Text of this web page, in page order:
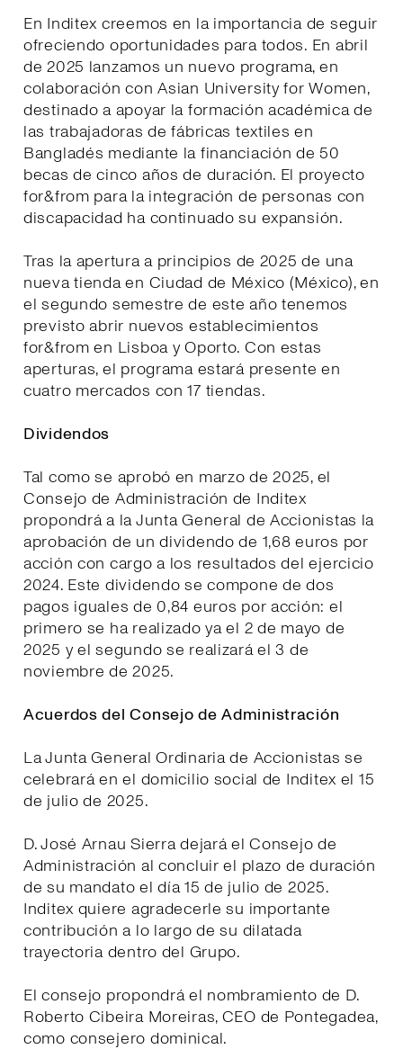
En Inditex creemos en la importancia de seguir
ofreciendo oportunidades para todos. En abril
de 2025 lanzamos un nuevo programa, en
colaboración con Asian University for Women,
destinado a apoyar la formación académica de
las trabajadoras de fábricas textiles en
Bangladés mediante la financiación de 50
becas de cinco años de duración. El proyecto
for&from para la integración de personas con
discapacidad ha continuado su expansión.
Tras la apertura a principios de 2025 de una
nueva tienda en Ciudad de México (México), en
el segundo semestre de este año tenemos
previsto abrir nuevos establecimientos
for&from en Lisboa y Oporto. Con estas
aperturas, el programa estará presente en
cuatro mercados con 17 tiendas.
Dividendos
Tal como se aprobó en marzo de 2025, el
Consejo de Administración de Inditex
propondrá a la Junta General de Accionistas la
aprobación de un dividendo de 1,68 euros por
acción con cargo a los resultados del ejercicio
2024. Este dividendo se compone de dos
pagos iguales de 0,84 euros por acción: el
primero se ha realizado ya el 2 de mayo de
2025 y el segundo se realizará el 3 de
noviembre de 2025.
Acuerdos del Consejo de Administración
La Junta General Ordinaria de Accionistas se
celebrará en el domicilio social de Inditex el 15
de julio de 2025.
D. José Arnau Sierra dejará el Consejo de
Administración al concluir el plazo de duración
de su mandato el día 15 de julio de 2025.
Inditex quiere agradecerle su importante
contribución a lo largo de su dilatada
trayectoria dentro del Grupo.
El consejo propondrá el nombramiento de D.
Roberto Cibeira Moreiras, CEO de Pontegadea,
como consejero dominical.